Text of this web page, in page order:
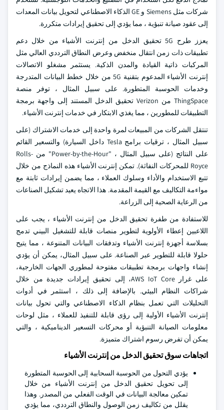
شركات مثل Siemens و GE الذكاء الاصطناعي لتحويل بيانات المعدات
إلى عقود صيانة تنبؤية ، مما يؤدي إلى تحقيق إيرادات متكررة.
يعزز طرح 5G تحقيق الدخل من إنترنت الأشياء من خلال دعم
تطبيقات ذات زمن انتقال منخفض وعرض النطاق الترددي العالي مثل
المركبات ذاتية القيادة والمدن الذكية. يستثمر مشغلو الاتصالات
إنترنت الأشياء المدعوم بتقنية 5G من خلال خطط البيانات المتدرجة
وخدمات الحوسبة المتطورة. على سبيل المثال ، توفر منصة
ThingSpace من Verizon تحقيق الدخل المستند إلى واجهة برمجة
التطبيقات للمطورين ، مما يغذي الابتكار في خدمات إنترنت الأشياء.
تنتقل الشركات من المبيعات لمرة واحدة إلى خدمات الاشتراك (على
سبيل المثال ، ترقيات برامج Tesla داخل السيارة) والتسعير القائم
على النتائج (على سبيل المثال ، "Power-by-the-Hour" من Rolls-
Royce للمحركات النفاثة). تمكن إنترنت الأشياء هذه النماذج من خلال
تتبع الاستخدام والأداء وسلوك العملاء ، مما يضمن إيرادات ثابتة مع
مواءمة التكاليف مع القيمة المقدمة. هذا الاتجاه يعيد تشكيل الصناعات
من الرعاية الصحية إلى الزراعة.
للاستفادة من طفرة تحقيق الدخل من إنترنت الأشياء ، يجب على
اللاعبين إعطاء الأولوية لتطوير منصات قابلة للتشغيل البيني تدمج
بسلاسة أجهزة إنترنت الأشياء وتدفقات البيانات المتنوعة ، مما يتيح
حلولا قابلة للتطوير عبر الصناعة. على سبيل المثال، يمكن أن يؤدي
إنشاء واجهات برمجة تطبيقات مفتوحة لمطوري الجهات الخارجية،
على غرار AWS IoT Core، إلى تحقيق إيرادات جديدة من خلال
شراكات النظام البيئي. بالإضافة إلى ذلك ، استثمر في أدوات
التحليلات التي تعمل بنظام الذكاء الاصطناعي والتي تحول بيانات
إنترنت الأشياء الأولية إلى رؤى قابلة للتنفيذ للعملاء ، مثل لوحات
معلومات الصيانة التنبؤية أو محركات التسعير الديناميكية ، والتي
يمكن أن تفرض رسوم اشتراك متميزة.
اتجاهات سوق تحقيق الدخل من إنترنت الأشياء
يؤدي التحول من الحوسبة السحابية إلى الحوسبة المتطورة
إلى تحويل تحقيق الدخل من إنترنت الأشياء من خلال
تمكين معالجة البيانات في الوقت الفعلي من المصدر. وهذا
يقلل من تكاليف زمن الوصول والنطاق الترددي، مما يؤدي